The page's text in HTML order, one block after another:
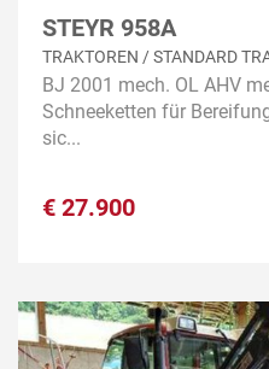
STEYR 958A
TRAKTOREN / STANDARD
BJ 2001 mech. OL AHV
Schneeketten für
sic...
€ 27.900